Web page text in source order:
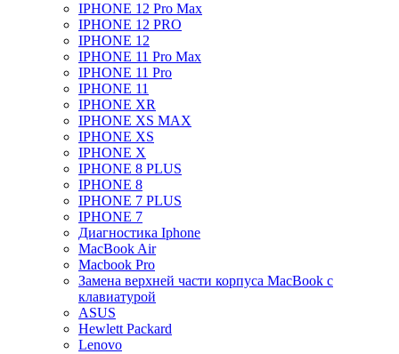
IPHONE 12 Pro Max
IPHONE 12 PRO
IPHONE 12
IPHONE 11 Pro Max
IPHONE 11 Pro
IPHONE 11
IPHONE XR
IPHONE XS MAX
IPHONE XS
IPHONE X
IPHONE 8 PLUS
IPHONE 8
IPHONE 7 PLUS
IPHONE 7
Диагностика Iphone
MacBook Air
Macbook Pro
Замена верхней части корпуса MacBook с
клавиатурой
ASUS
Hewlett Packard
Lenovo